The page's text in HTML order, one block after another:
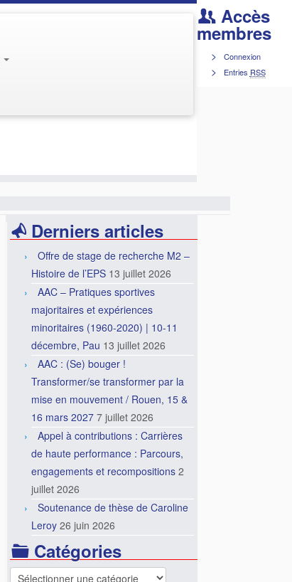
Accès
membres
Connexion
Entries RSS
Derniers articles
Offre de stage de recherche M2 –
Histoire de l’EPS 13 juillet 2026
AAC – Pratiques sportives
majoritaires et expériences
minoritaires (1960-2020) | 10-11
décembre, Pau 13 juillet 2026
AAC : (Se) bouger !
Transformer/se transformer par la
mise en mouvement / Rouen, 15 &
16 mars 2027 7 juillet 2026
Appel à contributions : Carrières
de haute performance : Parcours,
engagements et recompositions 2
juillet 2026
Soutenance de thèse de Caroline
Leroy 26 juin 2026
Catégories
Catégories